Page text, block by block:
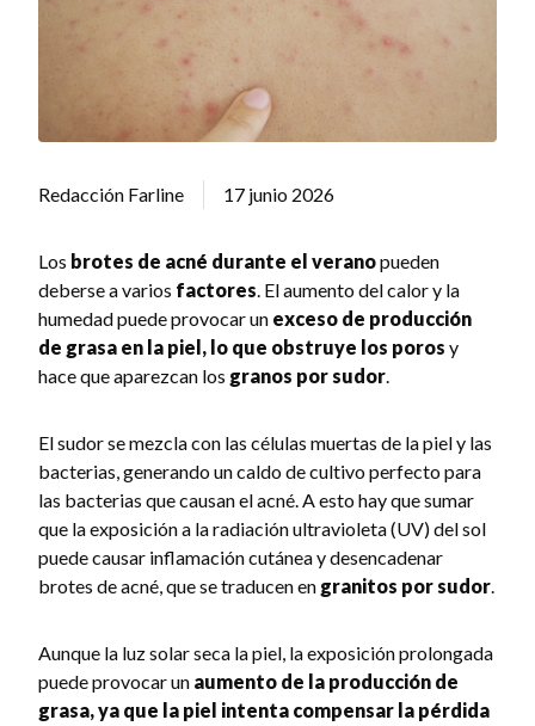
Redacción Farline 17 junio 2026
Los brotes de acné durante el veranopueden
deberse a varios factores. El aumento del calor y la
humedad puede provocar un exceso de producción
de grasa en la piel, lo que obstruye los poros y
hace que aparezcan los granos por sudor.
El sudor se mezcla con las células muertas de la piel y las
bacterias, generando un caldo de cultivo perfecto para
las bacterias que causan el acné. A esto hay que sumar
que la exposición a la radiación ultravioleta (UV) del sol
puede causar inflamación cutánea y desencadenar
brotes de acné, que se traducen en granitos por sudor.
Aunque la luz solar seca la piel, la exposición prolongada
puede provocar un aumento de la producción de
grasa, ya que la piel intenta compensar la pérdida